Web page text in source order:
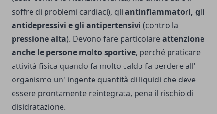
sof­fre di problemi cardiaci), gli antinfiammatori, gli
antide­pressivi e gli antipertensivi (contro la
pressione alta). Devono fare particolareat­tenzione
anche le persone molto sportive, perché pra­ticare
attività fisica quando fa molto caldo fa perdere all'
organismo un' ingente quantità di liquidi che deve
essere prontamente reinte­grata, pena il rischio di
disi­dratazione.